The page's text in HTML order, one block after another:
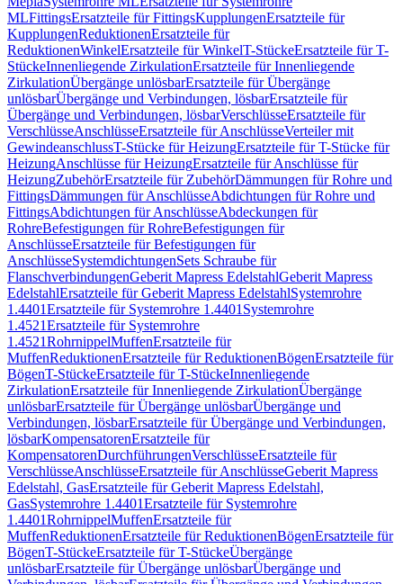
MLFittingsErsatzteile für FittingsKupplungenErsatzteile für
KupplungenReduktionenErsatzteile für
ReduktionenWinkelErsatzteile für WinkelT-StückeErsatzteile für T-
StückeInnenliegende ZirkulationErsatzteile für Innenliegende
ZirkulationÜbergänge unlösbarErsatzteile für Übergänge
unlösbarÜbergänge und Verbindungen, lösbarErsatzteile für
Übergänge und Verbindungen, lösbarVerschlüsseErsatzteile für
VerschlüsseAnschlüsseErsatzteile für AnschlüsseVerteiler mit
GewindeanschlussT-Stücke für HeizungErsatzteile für T-Stücke für
HeizungAnschlüsse für HeizungErsatzteile für Anschlüsse für
HeizungZubehörErsatzteile für ZubehörDämmungen für Rohre und
FittingsDämmungen für AnschlüsseAbdichtungen für Rohre und
FittingsAbdichtungen für AnschlüsseAbdeckungen für
RohreBefestigungen für RohreBefestigungen für
AnschlüsseErsatzteile für Befestigungen für
AnschlüsseSystemdichtungenSets Schraube für
FlanschverbindungenGeberit Mapress EdelstahlGeberit Mapress
EdelstahlErsatzteile für Geberit Mapress EdelstahlSystemrohre
1.4401Ersatzteile für Systemrohre 1.4401 Systemrohre
1.4521Ersatzteile für Systemrohre
1.4521RohrnippelMuffenErsatzteile für
MuffenReduktionenErsatzteile für ReduktionenBögenErsatzteile für
BögenT-StückeErsatzteile für T-StückeInnenliegende
ZirkulationErsatzteile für Innenliegende ZirkulationÜbergänge
unlösbarErsatzteile für Übergänge unlösbarÜbergänge und
Verbindungen, lösbarErsatzteile für Übergänge und Verbindungen,
lösbarKompensatorenErsatzteile für
KompensatorenDurchführungenVerschlüsseErsatzteile für
VerschlüsseAnschlüsseErsatzteile für AnschlüsseGeberit Mapress
Edelstahl, GasErsatzteile für Geberit Mapress Edelstahl,
GasSystemrohre 1.4401Ersatzteile für Systemrohre
1.4401RohrnippelMuffenErsatzteile für
MuffenReduktionenErsatzteile für ReduktionenBögenErsatzteile für
BögenT-StückeErsatzteile für T-StückeÜbergänge
unlösbarErsatzteile für Übergänge unlösbarÜbergänge und